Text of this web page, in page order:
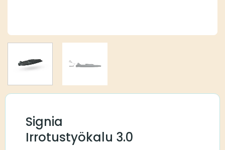
Signia
Irrotustyökalu 3.0